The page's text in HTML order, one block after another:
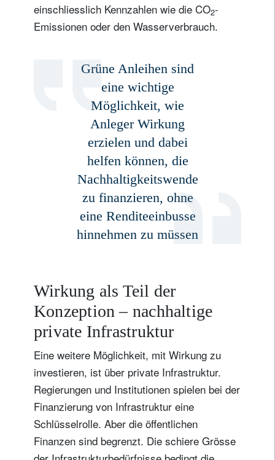
einschliesslich Kennzahlen wie die CO2-
Emissionen oder den Wasserverbrauch.
Grüne Anleihen sind
eine wichtige
Möglichkeit, wie
Anleger Wirkung
erzielen und dabei
helfen können, die
Nachhaltigkeitswende
zu finanzieren, ohne
eine Renditeeinbusse
hinnehmen zu müssen
Wirkung als Teil der
Konzeption – nachhaltige
private Infrastruktur
Eine weitere Möglichkeit, mit Wirkung zu
investieren, ist über private Infrastruktur.
Regierungen und Institutionen spielen bei der
Finanzierung von Infrastruktur eine
Schlüsselrolle. Aber die öffentlichen
Finanzen sind begrenzt. Die schiere Grösse